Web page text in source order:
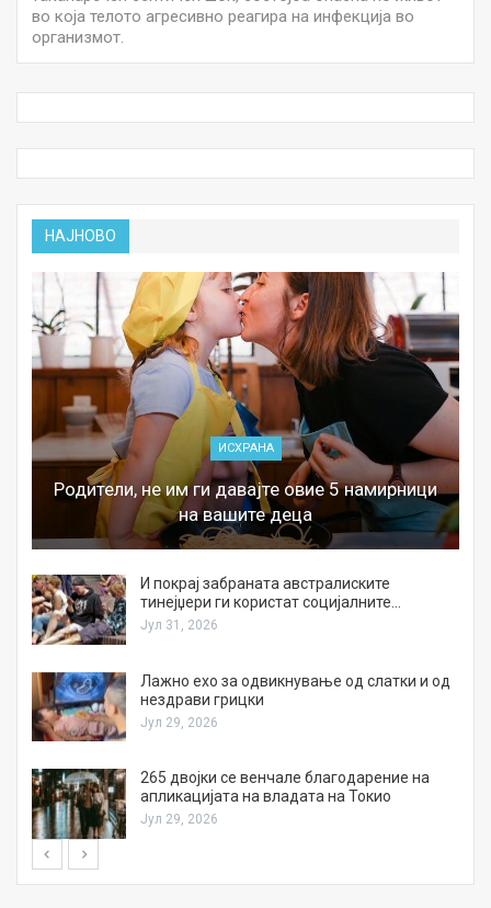
во која телото агресивно реагира на инфекција во
организмот.
НАЈНОВО
ИСХРАНА
Родители, не им ги давајте овие 5 намирници
на вашите деца
И покрај забраната австралиските
тинејџери ги користат социјалните…
Јул 31, 2026
Лажно ехо за одвикнување од слатки и од
нездрави грицки
Јул 29, 2026
265 двојки се венчале благодарение на
апликацијата на владата на Токио
Јул 29, 2026